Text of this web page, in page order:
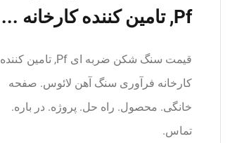
Pf, تامین کننده کارخانه ...
قیمت سنگ شکن ضربه ای Pf, تامین کننده
کارخانه فرآوری سنگ آهن لائوس. صفحه
خانگی. محصول. راه حل. پروژه. در باره.
تماس.